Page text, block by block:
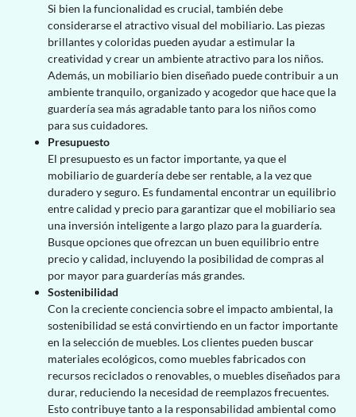
Si bien la funcionalidad es crucial, también debe
considerarse el atractivo visual del mobiliario. Las piezas
brillantes y coloridas pueden ayudar a estimular la
creatividad y crear un ambiente atractivo para los niños.
Además, un mobiliario bien diseñado puede contribuir a un
ambiente tranquilo, organizado y acogedor que hace que la
guardería sea más agradable tanto para los niños como
para sus cuidadores.
Presupuesto
El presupuesto es un factor importante, ya que el
mobiliario de guardería debe ser rentable, a la vez que
duradero y seguro. Es fundamental encontrar un equilibrio
entre calidad y precio para garantizar que el mobiliario sea
una inversión inteligente a largo plazo para la guardería.
Busque opciones que ofrezcan un buen equilibrio entre
precio y calidad, incluyendo la posibilidad de compras al
por mayor para guarderías más grandes.
Sostenibilidad
Con la creciente conciencia sobre el impacto ambiental, la
sostenibilidad se está convirtiendo en un factor importante
en la selección de muebles. Los clientes pueden buscar
materiales ecológicos, como muebles fabricados con
recursos reciclados o renovables, o muebles diseñados para
durar, reduciendo la necesidad de reemplazos frecuentes.
Esto contribuye tanto a la responsabilidad ambiental como